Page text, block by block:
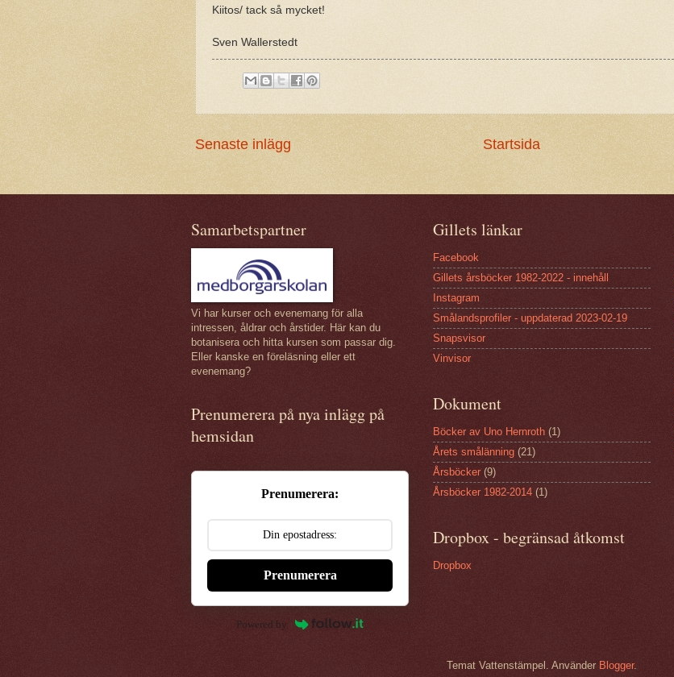
Kiitos/ tack så mycket!
Sven Wallerstedt
Senaste inlägg Startsida
Samarbetspartner
Vi har kurser och evenemang för alla
intressen, åldrar och årstider. Här kan du
botanisera och hitta kursen som passar dig.
Eller kanske en föreläsning eller ett
evenemang?
Prenumerera på nya inlägg på
hemsidan
Prenumerera:
Prenumerera
Powered by
Gillets länkar
Facebook
Gillets årsböcker 1982-2022 - innehåll
Instagram
Smålandsprofiler - uppdaterad 2023-02-19
Snapsvisor
Vinvisor
Dokument
Böcker av Uno Hernroth (1)
Årets smålänning (21)
Årsböcker (9)
Årsböcker 1982-2014 (1)
Dropbox - begränsad åtkomst
Dropbox
Temat Vattenstämpel. Använder Blogger.